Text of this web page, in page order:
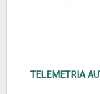
TELEMETRIA